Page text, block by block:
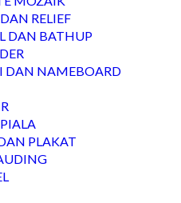
RELIEF
DAN BATHUP
DAN NAMEBOARD
PLAKAT